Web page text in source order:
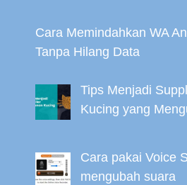
Cara Memindahkan WA
Tanpa Hilang Data
Tips Menjadi
Kucing yang
Cara pakai Voice
mengubah suara